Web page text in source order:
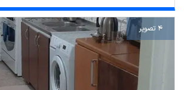
4 تصویر